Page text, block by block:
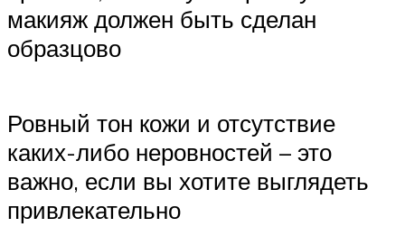
макияж должен быть сделан
образцово
Ровный тон кожи и отсутствие
каких-либо неровностей – это
важно, если вы хотите выглядеть
привлекательно